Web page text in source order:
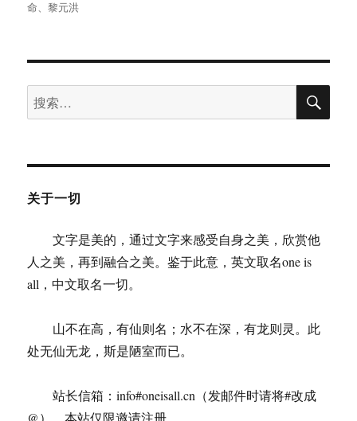
命、黎元洪
搜
索：
搜
关于一切
文字是美的，通过文字来感受自身之美，欣赏他
人之美，再到融合之美。鉴于此意，英文取名one is
all，中文取名一切。
山不在高，有仙则名；水不在深，有龙则灵。此
处无仙无龙，斯是陋室而已。
站长信箱：info#oneisall.cn（发邮件时请将#改成
@）。本站仅限邀请注册。